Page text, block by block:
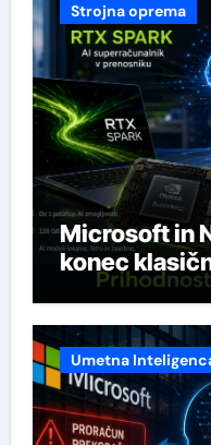
Strojna oprema
Microsoft in
konec
Umetna